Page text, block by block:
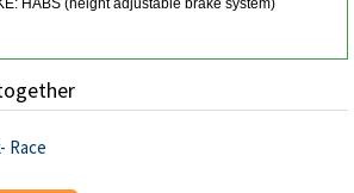
Race